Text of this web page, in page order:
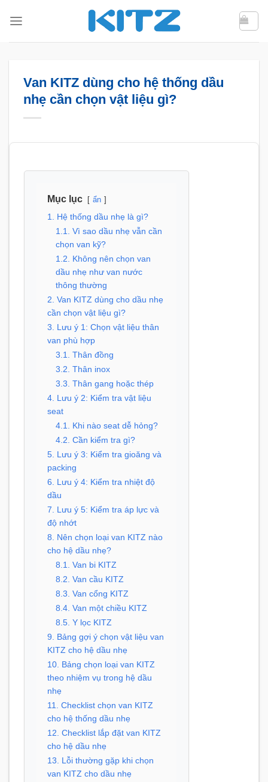
qua
Van KITZ dùng cho hệ thống dầu
nhẹ cần chọn vật liệu gì?
Mục lục ẩn
1. Hệ thống dầu nhẹ là gì?
1.1. Vì sao dầu nhẹ vẫn cần
chọn van kỹ?
1.2. Không nên chọn van
dầu nhẹ như van nước
thông thường
2. Van KITZ dùng cho dầu nhẹ
cần chọn vật liệu gì?
3. Lưu ý 1: Chọn vật liệu thân
van phù hợp
3.1. Thân đồng
3.2. Thân inox
3.3. Thân gang hoặc thép
4. Lưu ý 2: Kiểm tra vật liệu
seat
4.1. Khi nào seat dễ hỏng?
4.2. Cần kiểm tra gì?
5. Lưu ý 3: Kiểm tra gioăng và
packing
6. Lưu ý 4: Kiểm tra nhiệt độ
dầu
7. Lưu ý 5: Kiểm tra áp lực và
độ nhớt
8. Nên chọn loại van KITZ nào
cho hệ dầu nhẹ?
8.1. Van bi KITZ
8.2. Van cầu KITZ
8.3. Van cổng KITZ
8.4. Van một chiều KITZ
8.5. Y lọc KITZ
9. Bảng gợi ý chọn vật liệu van
KITZ cho hệ dầu nhẹ
10. Bảng chọn loại van KITZ
theo nhiệm vụ trong hệ dầu
nhẹ
11. Checklist chọn van KITZ
cho hệ thống dầu nhẹ
12. Checklist lắp đặt van KITZ
cho hệ dầu nhẹ
13. Lỗi thường gặp khi chọn
van KITZ cho dầu nhẹ